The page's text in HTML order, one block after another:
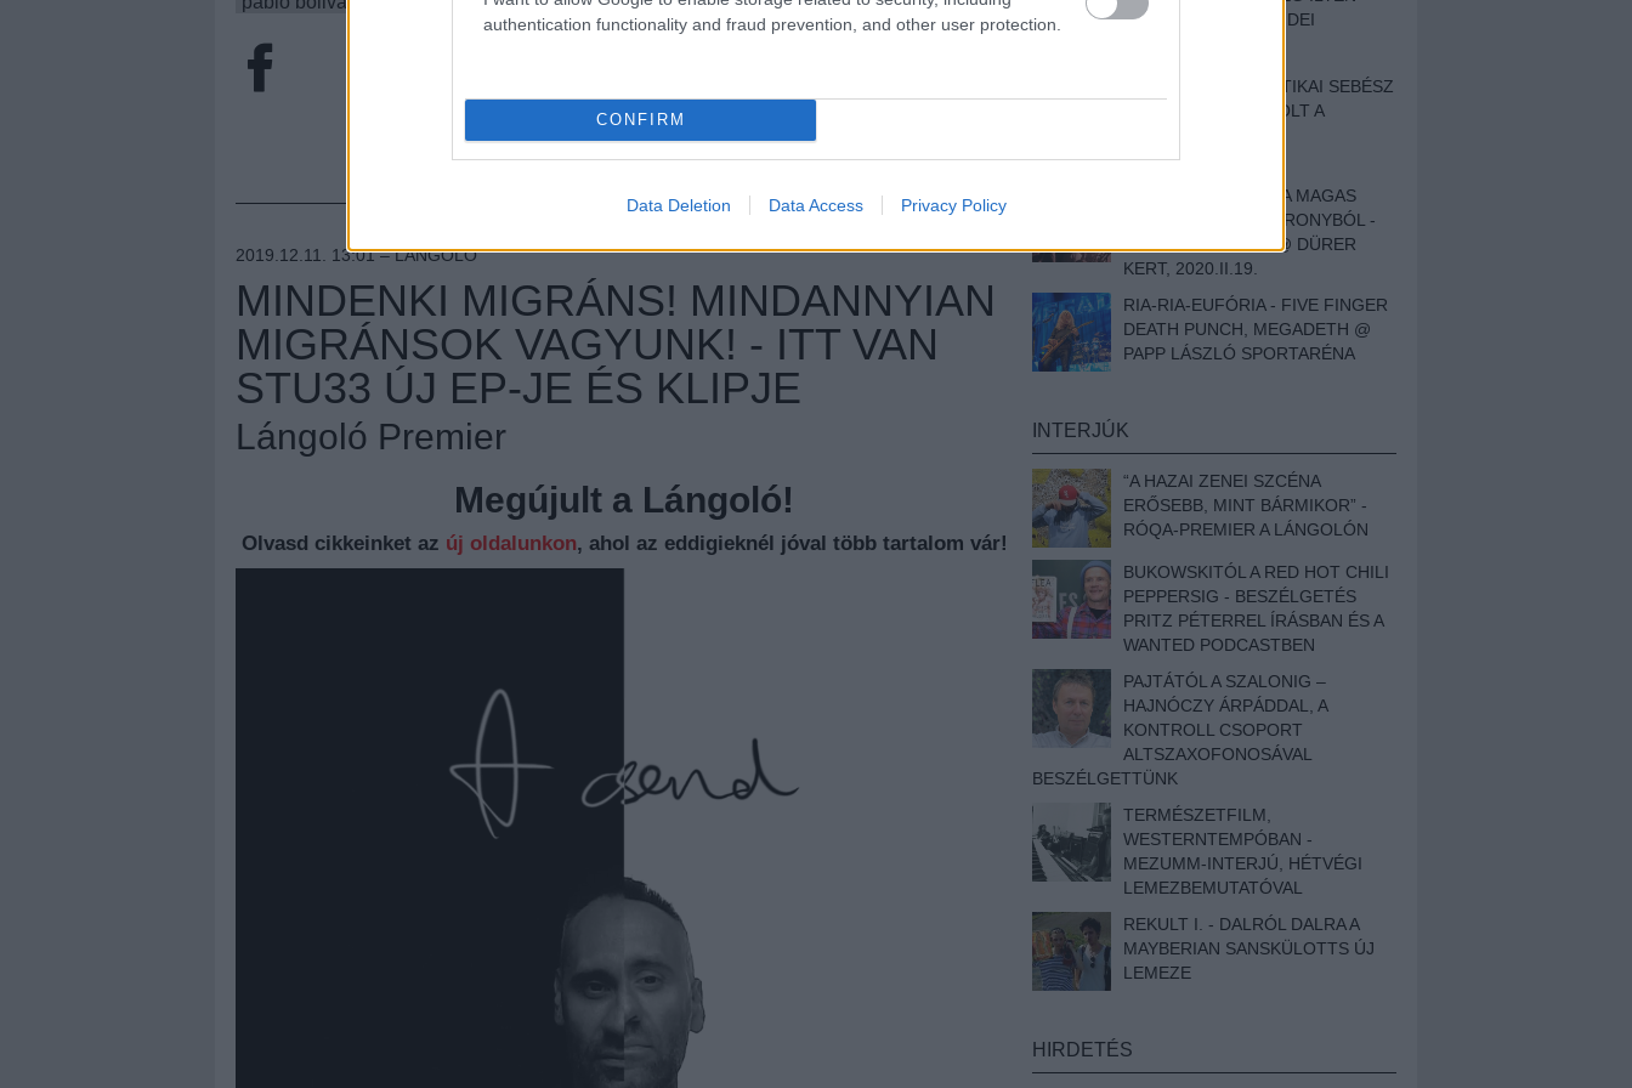
authentication functionality and fraud prevention, and other user protection.
CONFIRM
Data Deletion Data Access Privacy Policy
2019.12.11. 13:01 –LÁNGOLÓ
MINDENKI MIGRÁNS! MINDANNYIAN
MIGRÁNSOK VAGYUNK! - ITT VAN
STU33 ÚJ EP-JE ÉS KLIPJE
Lángoló Premier
Megújult a Lángoló!
Olvasd cikkeinket az új oldalunkon, ahol az eddigieknél jóval több tartalom vár!
BESZÁMOLÓNK AZ IDEI
EGY HALLÁSPLASZTIKAI SEBÉSZ
NAPLÓJA - ILYEN VOLT A
DOKUMENTUMFILM
MÉLY FÉRFIBÁNAT A MAGAS
ELEFÁNTCSONTTORONYBÓL -
LEPROUS, KLONE @ DÜRER
KERT, 2020.II.19.
RIA-RIA-EUFÓRIA - FIVE FINGER
DEATH PUNCH, MEGADETH @
PAPP LÁSZLÓ SPORTARÉNA
INTERJÚK
“A HAZAI ZENEI SZCÉNA
ERŐSEBB, MINT BÁRMIKOR” -
RÓQA-PREMIER A LÁNGOLÓN
BUKOWSKITÓL A RED HOT CHILI
PEPPERSIG - BESZÉLGETÉS
PRITZ PÉTERREL ÍRÁSBAN ÉS A
WANTED PODCASTBEN
PAJTÁTÓL A SZALONIG –
HAJNÓCZY ÁRPÁDDAL, A
KONTROLL CSOPORT
ALTSZAXOFONOSÁVAL
BESZÉLGETTÜNK
TERMÉSZETFILM,
WESTERNTEMPÓBAN -
MEZUMM-INTERJÚ, HÉTVÉGI
LEMEZBEMUTATÓVAL
REKULT I. - DALRÓL DALRA A
MAYBERIAN SANSKÜLOTTS ÚJ
LEMEZE
HIRDETÉS